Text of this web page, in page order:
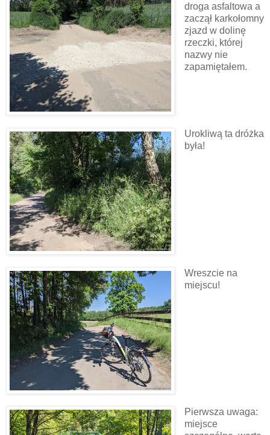
droga asfaltowa a
zaczął karkołomny
zjazd w dolinę
rzeczki, której
nazwy nie
zapamiętałem.
Urokliwą ta dróżka
była!
Wreszcie na
miejscu!
Pierwsza uwaga:
miejsce